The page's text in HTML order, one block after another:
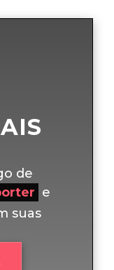
de
e
suas